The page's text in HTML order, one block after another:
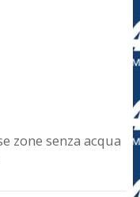
zone senza acqua